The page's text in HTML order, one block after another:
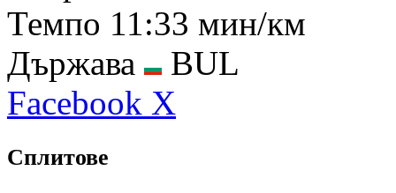
Темпо 11:33 мин/км
Държава
BUL
Facebook X
Сплитове